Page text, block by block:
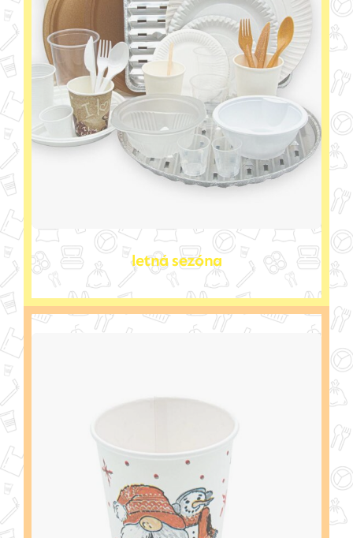
letná sezóna